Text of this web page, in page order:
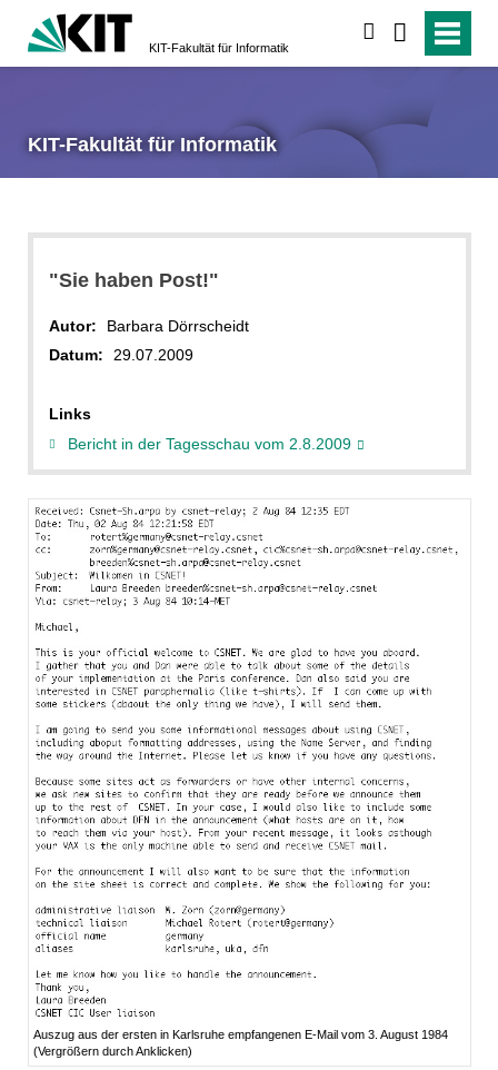
KIT-Fakultät für Informatik
KIT-Fakultät für Informatik
"Sie haben Post!"
Autor:
Barbara Dörrscheidt
Datum:
29.07.2009
Links
Bericht in der Tagesschau vom 2.8.2009
Auszug aus der ersten in Karlsruhe empfangenen E-Mail vom 3. August 1984
(Vergrößern durch Anklicken)